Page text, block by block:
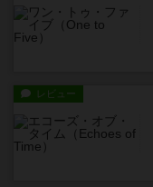
レビュー